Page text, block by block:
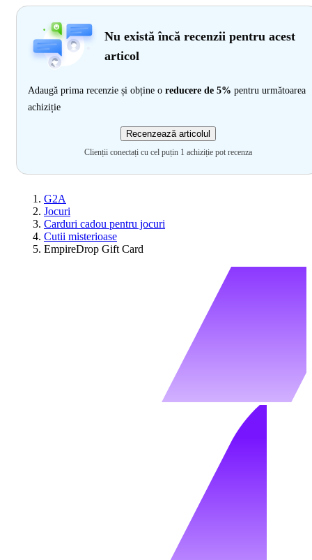
Nu există încă recenzii pentru acest
articol
Adaugă prima recenzie și obține o reducere de 5% pentru următoarea
achiziție
Recenzează articolul
Clienții conectați cu cel puțin 1 achiziție pot recenza
G2A
Jocuri
Carduri cadou pentru jocuri
Cutii misterioase
EmpireDrop Gift Card